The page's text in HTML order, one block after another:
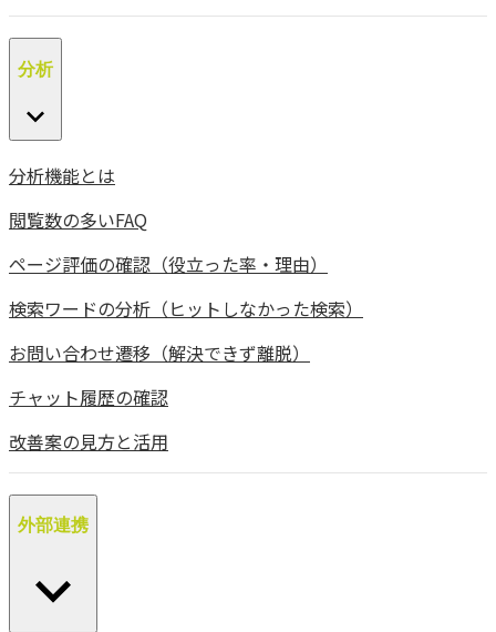
分析
分析機能とは
閲覧数の多いFAQ
ページ評価の確認（役立った率・理由）
検索ワードの分析（ヒットしなかった検索）
お問い合わせ遷移（解決できず離脱）
チャット履歴の確認
改善案の見方と活用
外部連携